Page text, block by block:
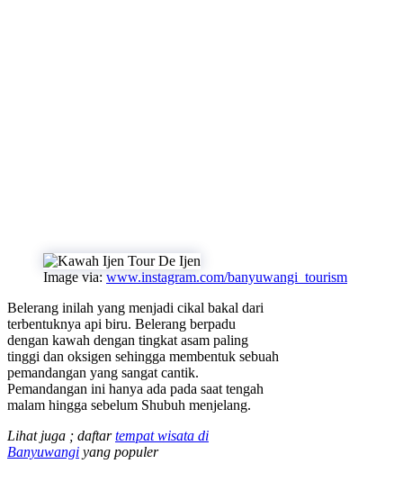
Image via: www.instagram.com/banyuwangi_tourism
Belerang inilah yang menjadi cikal bakal dari
terbentuknya api biru. Belerang berpadu
dengan kawah dengan tingkat asam paling
tinggi dan oksigen sehingga membentuk sebuah
pemandangan yang sangat cantik.
Pemandangan ini hanya ada pada saat tengah
malam hingga sebelum Shubuh menjelang.
Lihat juga ; daftartempat wisata di
Banyuwangi yang populer